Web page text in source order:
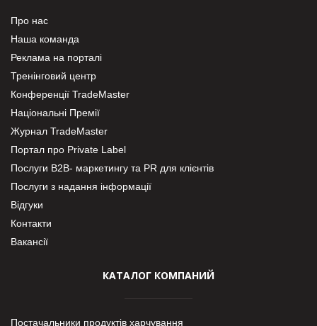
Про нас
Наша команда
Реклама на порталі
Тренінговий центр
Конференції TradeMaster
Національні Премії
Журнал TradeMaster
Портал про Private Label
Послуги В2В- маркетингу та PR для клієнтів
Послуги з надання інформації
Відгуки
Контакти
Вакансії
КАТАЛОГ КОМПАНИЙ
Постачальники продуктів харчування